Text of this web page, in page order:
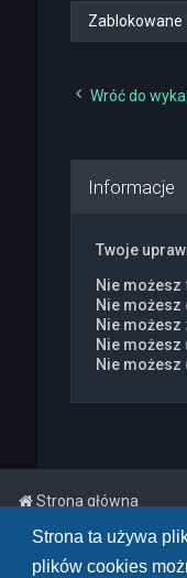
Strona ta używa
plików cookies
Zablokowane
Wróć do
Informacje
Twoje
Nie możesz
Nie możesz
Nie możesz
Nie możesz
Nie możesz
Strona główna
Powered by phpBB •